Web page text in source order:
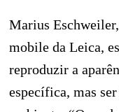
Marius
mobile da Leica,
reproduzir a
específica, mas